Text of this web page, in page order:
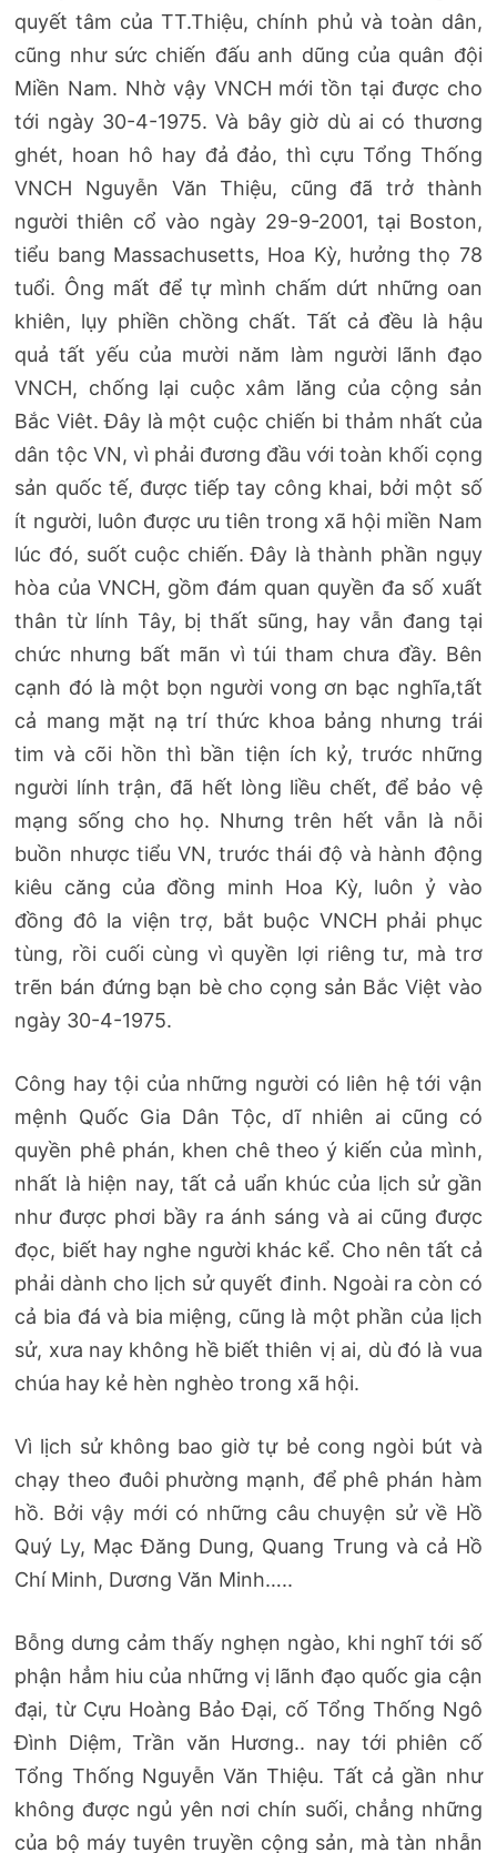
quyết tâm của TT.Thiệu, chính phủ và toàn dân,
cũng như sức chiến đấu anh dũng của quân đội
Miền Nam. Nhờ vậy VNCH mới tồn tại được cho
tới ngày 30-4-1975. Và bây giờ dù ai có thương
ghét, hoan hô hay đả đảo, thì cựu Tổng Thống
VNCH Nguyễn Văn Thiệu, cũng đã trở thành
người thiên cổ vào ngày 29-9-2001, tại Boston,
tiểu bang Massachusetts, Hoa Kỳ, hưởng thọ 78
tuổi. Ông mất để tự mình chấm dứt những oan
khiên, lụy phiền chồng chất. Tất cả đều là hậu
quả tất yếu của mười năm làm người lãnh đạo
VNCH, chống lại cuộc xâm lăng của cộng sản
Bắc Viêt. Đây là một cuộc chiến bi thảm nhất của
dân tộc VN, vì phải đương đầu với toàn khối cọng
sản quốc tế, được tiếp tay công khai, bởi một số
ít người, luôn được ưu tiên trong xã hội miền Nam
lúc đó, suốt cuộc chiến. Đây là thành phần ngụy
hòa của VNCH, gồm đám quan quyền đa số xuất
thân từ lính Tây, bị thất sũng, hay vẫn đang tại
chức nhưng bất mãn vì túi tham chưa đầy. Bên
cạnh đó là một bọn người vong ơn bạc nghĩa,tất
cả mang mặt nạ trí thức khoa bảng nhưng trái
tim và cõi hồn thì bần tiện ích kỷ, trước những
người lính trận, đã hết lòng liều chết, để bảo vệ
mạng sống cho họ. Nhưng trên hết vẫn là nỗi
buồn nhược tiểu VN, trước thái độ và hành động
kiêu căng của đồng minh Hoa Kỳ, luôn ỷ vào
đồng đô la viện trợ, bắt buộc VNCH phải phục
tùng, rồi cuối cùng vì quyền lợi riêng tư, mà trơ
trẽn bán đứng bạn bè cho cọng sản Bắc Việt vào
ngày 30-4-1975.
Công hay tội của những người có liên hệ tới vận
mệnh Quốc Gia Dân Tộc, dĩ nhiên ai cũng có
quyền phê phán, khen chê theo ý kiến của mình,
nhất là hiện nay, tất cả uẩn khúc của lịch sử gần
như được phơi bầy ra ánh sáng và ai cũng được
đọc, biết hay nghe người khác kể. Cho nên tất cả
phải dành cho lịch sử quyết đinh. Ngoài ra còn có
cả bia đá và bia miệng, cũng là một phần của lịch
sử, xưa nay không hề biết thiên vị ai, dù đó là vua
chúa hay kẻ hèn nghèo trong xã hội.
Vì lịch sử không bao giờ tự bẻ cong ngòi bút và
chạy theo đuôi phường mạnh, để phê phán hàm
hồ. Bởi vậy mới có những câu chuyện sử về Hồ
Quý Ly, Mạc Đăng Dung, Quang Trung và cả Hồ
Chí Minh, Dương Văn Minh…..
Bỗng dưng cảm thấy nghẹn ngào, khi nghĩ tới số
phận hẳm hiu của những vị lãnh đạo quốc gia cận
đại, từ Cựu Hoàng Bảo Đại, cố Tổng Thống Ngô
Đình Diệm, Trần văn Hương.. nay tới phiên cố
Tổng Thống Nguyễn Văn Thiệu. Tất cả gần như
không được ngủ yên nơi chín suối, chẳng những
của bộ máy tuyên truyền cộng sản, mà tàn nhẫn